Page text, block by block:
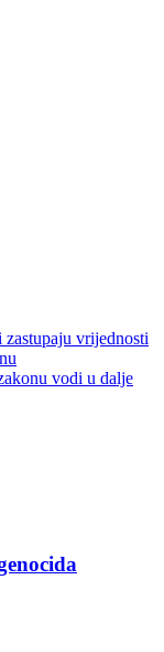
vrijednosti
vodi u dalje